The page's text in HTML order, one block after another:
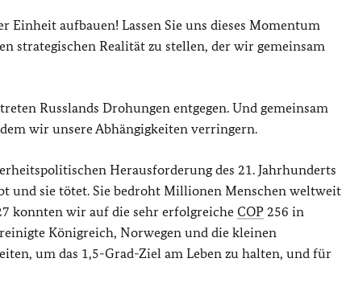
Einheit aufbauen! Lassen Sie uns dieses Momentum
strategischen Realität zu stellen, der wir gemeinsam
Russlands Drohungen entgegen. Und gemeinsam
wir unsere Abhängigkeiten verringern.
Herausforderung des 21. Jahrhunderts
und sie tötet. Sie bedroht Millionen Menschen weltweit
konnten wir auf die sehr erfolgreiche COP 256 in
Königreich, Norwegen und die kleinen
um das 1,5-Grad-Ziel am Leben zu halten, und für